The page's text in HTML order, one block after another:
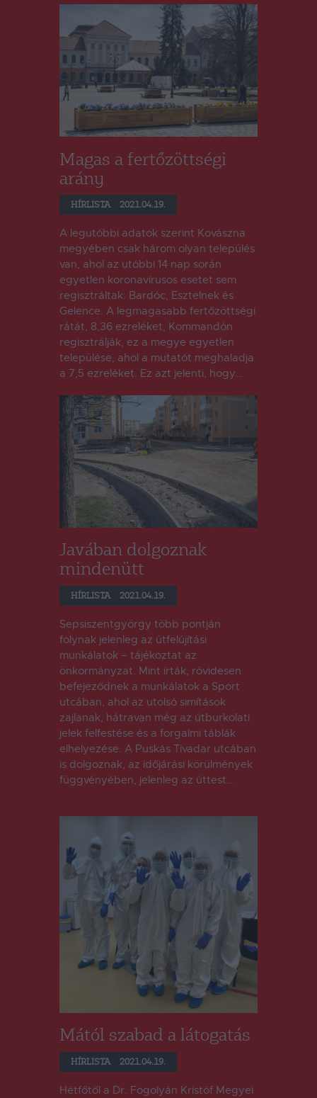
Magas a fertőzöttségi
arány
HÍRLISTA 2021.04.19.
A legutóbbi adatok szerint Kovászna
megyében csak három olyan település
van, ahol az utóbbi 14 nap során
egyetlen koronavírusos esetet sem
regisztráltak: Bardóc, Esztelnek és
Gelence. A legmagasabb fertőzöttségi
rátát, 8,36 ezreléket, Kommandón
regisztrálják, ez a megye egyetlen
települése, ahol a mutatót meghaladja
a 7,5 ezreléket. Ez azt jelenti, hogy…
Javában dolgoznak
mindenütt
HÍRLISTA 2021.04.19.
Sepsiszentgyörgy több pontján
folynak jelenleg az útfelújítási
munkálatok – tájékoztat az
önkormányzat. Mint írták, rövidesen
befejeződnek a munkálatok a Sport
utcában, ahol az utolsó simítások
zajlanak, hátravan még az útburkolati
jelek felfestése és a forgalmi táblák
elhelyezése. A Puskás Tivadar utcában
is dolgoznak, az időjárási körülmények
függvényében, jelenleg az úttest…
Mától szabad a látogatás
HÍRLISTA 2021.04.19.
Hétfőtől a Dr. Fogolyán Kristóf Megyei